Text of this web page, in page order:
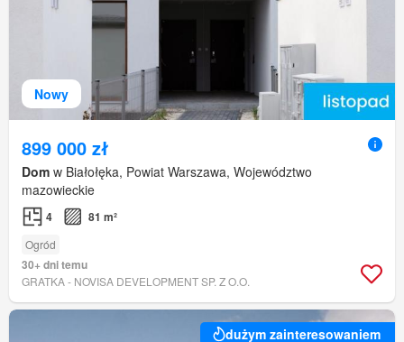
Nowy
899 000 zł
Dom w Białołęka, Powiat Warszawa, Województwo
mazowieckie
4 81 m²
Ogród
30+ dni temu
GRATKA - NOVISA DEVELOPMENT SP. Z O.O.
dużym zainteresowaniem